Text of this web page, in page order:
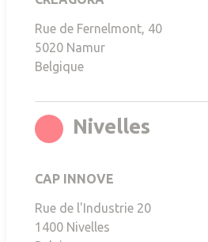
Rue de Fernelmont, 40
5020 Namur
Belgique
Nivelles
CAP INNOVE
Rue de l'Industrie 20
1400 Nivelles